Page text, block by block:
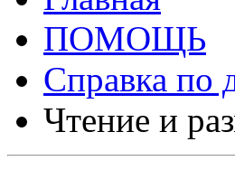
ПОМОЩЬ
Справка по
Чтение и